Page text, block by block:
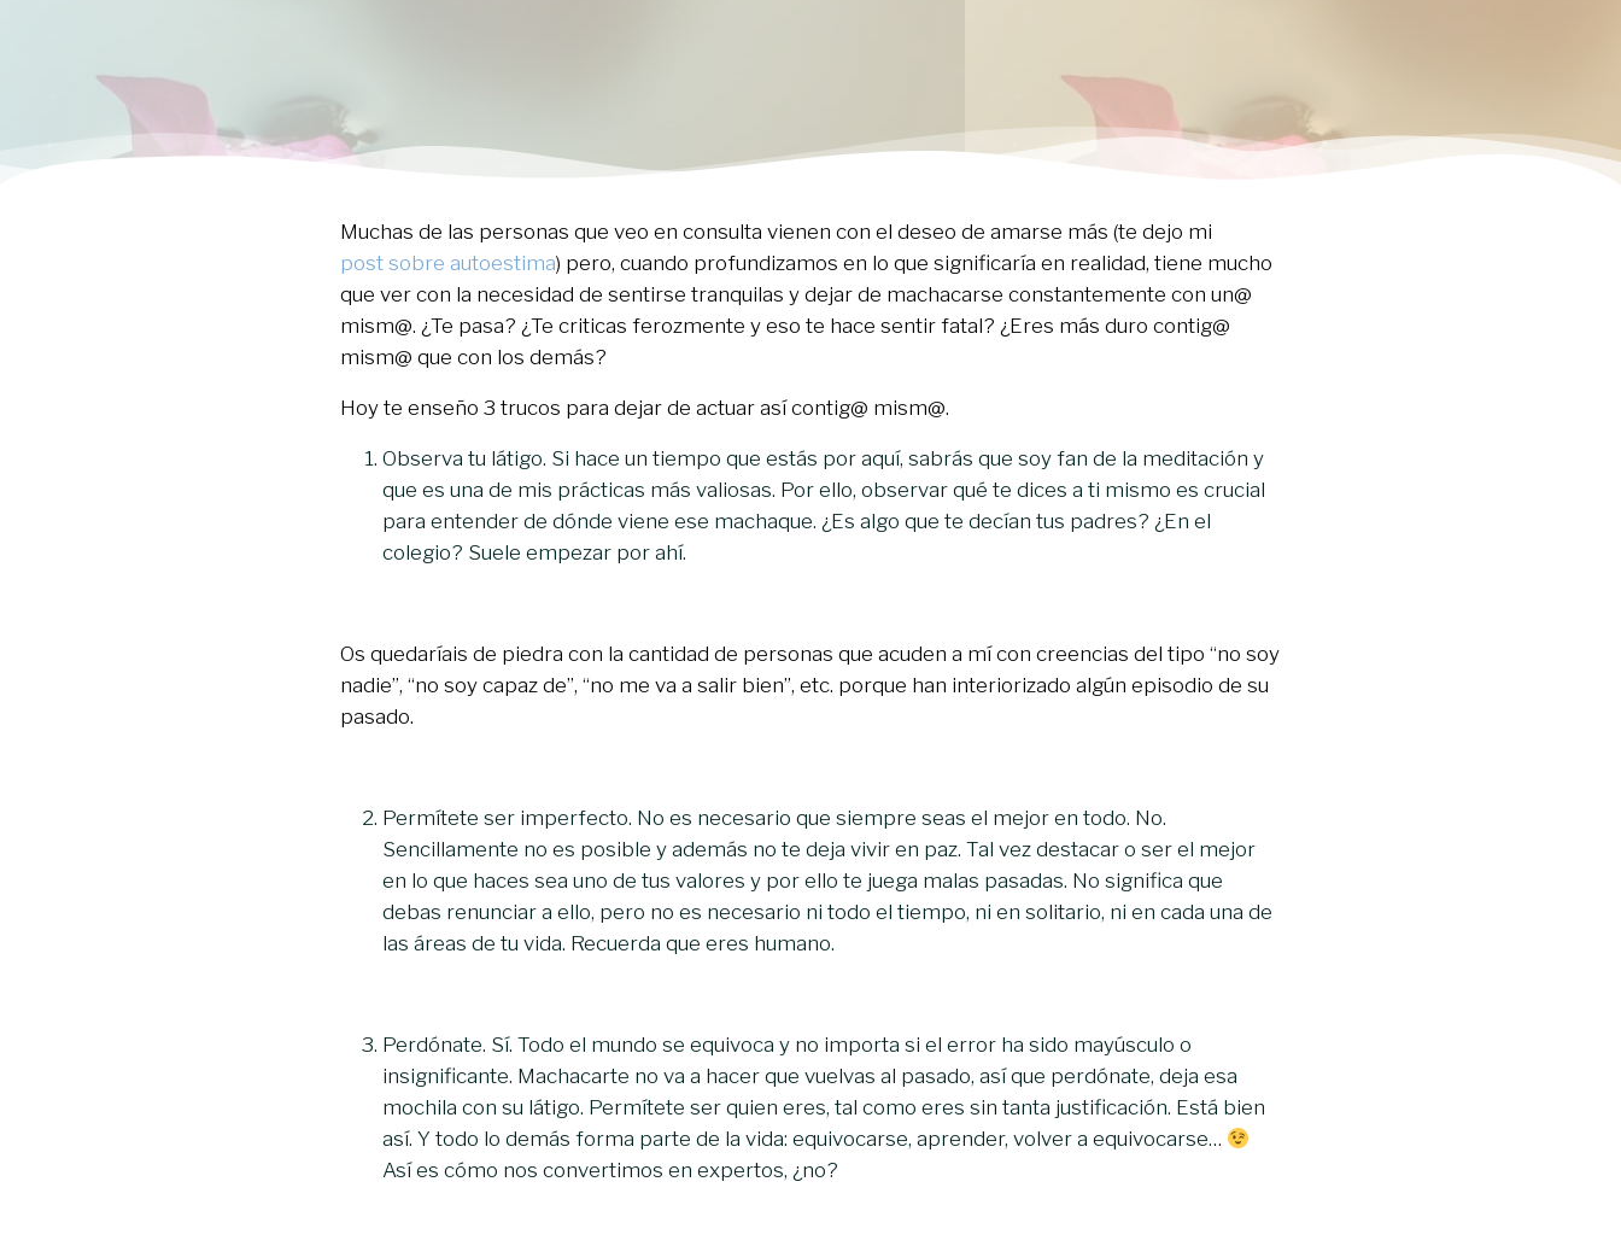
Muchas de las personas que veo en consulta vienen con el deseo de amarse más (te dejo mi
post sobre autoestima) pero, cuando profundizamos en lo que significaría en realidad, tiene mucho
que ver con la necesidad de sentirse tranquilas y dejar de machacarse constantemente con un@
mism@. ¿Te pasa? ¿Te criticas ferozmente y eso te hace sentir fatal? ¿Eres más duro contig@
mism@ que con los demás?
Hoy te enseño 3 trucos para dejar de actuar así contig@ mism@.
Observa tu látigo. Si hace un tiempo que estás por aquí, sabrás que soy fan de la meditación y
que es una de mis prácticas más valiosas. Por ello, observar qué te dices a ti mismo es crucial
para entender de dónde viene ese machaque. ¿Es algo que te decían tus padres? ¿En el
colegio? Suele empezar por ahí.
Os quedaríais de piedra con la cantidad de personas que acuden a mí con creencias del tipo “no soy
nadie”, “no soy capaz de”, “no me va a salir bien”, etc. porque han interiorizado algún episodio de su
pasado.
Permítete ser imperfecto. No es necesario que siempre seas el mejor en todo. No.
Sencillamente no es posible y además no te deja vivir en paz. Tal vez destacar o ser el mejor
en lo que haces sea uno de tus valores y por ello te juega malas pasadas. No significa que
debas renunciar a ello, pero no es necesario ni todo el tiempo, ni en solitario, ni en cada una de
las áreas de tu vida. Recuerda que eres humano.
Perdónate. Sí. Todo el mundo se equivoca y no importa si el error ha sido mayúsculo o
insignificante. Machacarte no va a hacer que vuelvas al pasado, así que perdónate, deja esa
mochila con su látigo. Permítete ser quien eres, tal como eres sin tanta justificación. Está bien
así. Y todo lo demás forma parte de la vida: equivocarse, aprender, volver a equivocarse…
Así es cómo nos convertimos en expertos, ¿no?